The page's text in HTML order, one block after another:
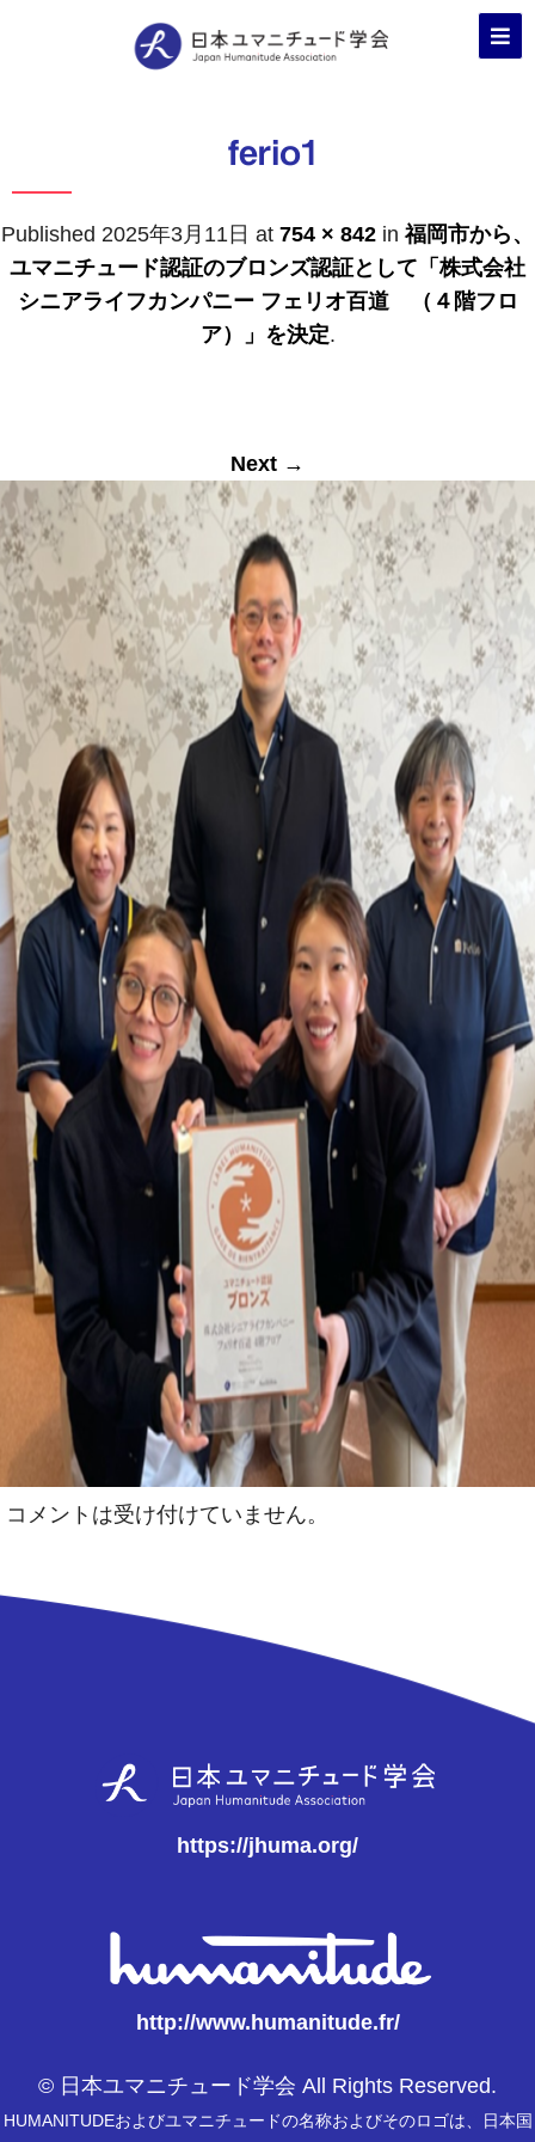
ferio1
Published 2025年3月11日 at 754 × 842 in 福岡市から、
ユマニチュード認証のブロンズ認証として「株式会社
シニアライフカンパニー フェリオ百道 （４階フロ
ア）」を決定.
Next →
コメントは受け付けていません。
https://jhuma.org/
http://www.humanitude.fr/
© 日本ユマニチュード学会 All Rights Reserved.
HUMANITUDEおよびユマニチュードの名称およびそのロゴは、日本国